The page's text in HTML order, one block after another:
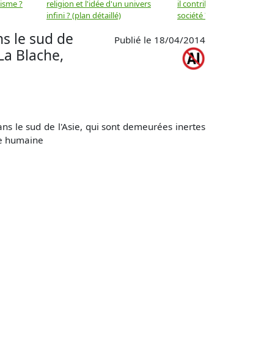
?
religion et l'idée d'un univers
infini ? (plan détaillé)
il contribuer au progrès de
société ? (plan détaillé)
le sud de
Blache,
Publié le 18/04/2014
le sud de l'Asie, qui sont demeurées inertes
humaine